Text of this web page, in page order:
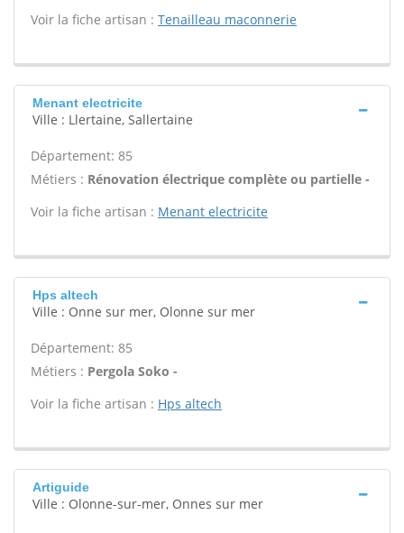
Voir la fiche artisan : Tenailleau maconnerie
Menant electricite
Ville : Llertaine, Sallertaine
Département: 85
Métiers : Rénovation électrique complète ou partielle -
Voir la fiche artisan : Menant electricite
Hps altech
Ville : Onne sur mer, Olonne sur mer
Département: 85
Métiers : Pergola Soko -
Voir la fiche artisan : Hps altech
Artiguide
Ville : Olonne-sur-mer, Onnes sur mer